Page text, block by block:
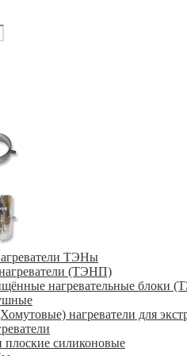
ТЭНы
(ТЭНП)
нагревательные блоки
нагреватели для
плоские силиконовые